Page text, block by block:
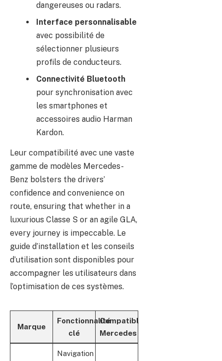
dangereuses ou radars.
Interface personnalisable
avec possibilité de
sélectionner plusieurs
profils de conducteurs.
Connectivité Bluetooth
pour synchronisation avec
les smartphones et
accessoires audio Harman
Kardon.
Leur compatibilité avec une vaste
gamme de modèles Mercedes-
Benz bolsters the drivers’
confidence and convenience on
route, ensuring that whether in a
luxurious Classe S or an agile GLA,
every journey is impeccable. Le
guide d’installation et les conseils
d’utilisation sont disponibles pour
accompagner les utilisateurs dans
l’optimisation de ces systèmes.
Marque
Fonctionnalité
clé
Compatible
Mercedes
Navigation